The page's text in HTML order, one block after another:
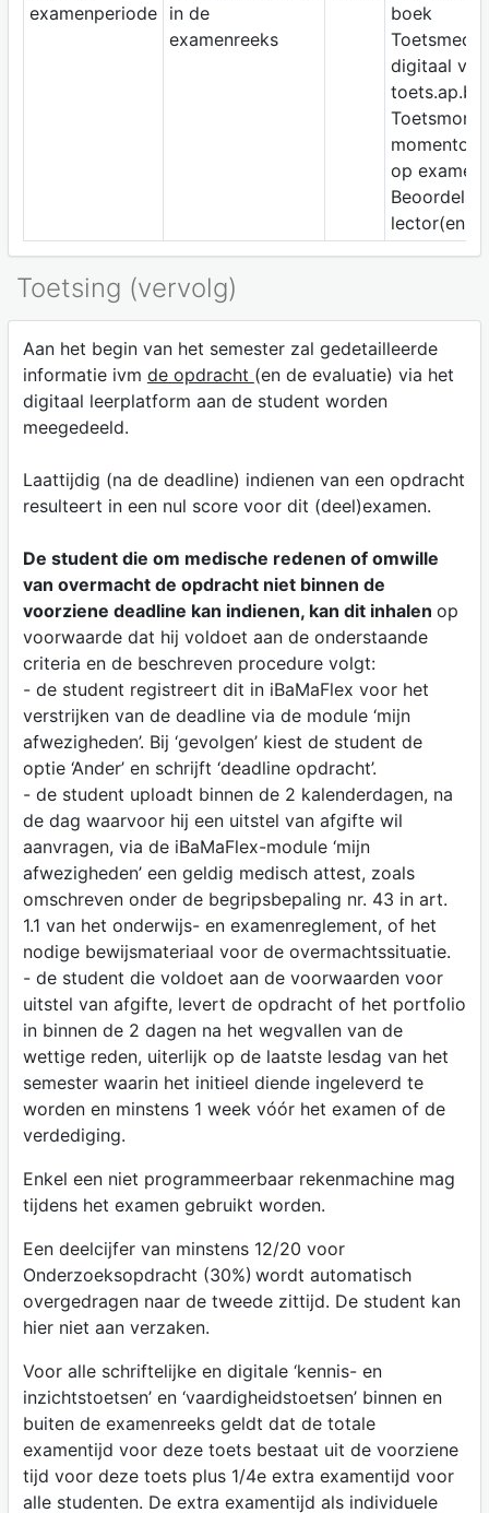
examenperiode
in de
examenreeks
boek
digitaal via
toets.ap.be
op examen
lector(en)
Toetsing (vervolg)
Aan het begin van het semester zal gedetailleerde
informatie ivm de opdracht (en de evaluatie) via het
digitaal leerplatform aan de student worden
meegedeeld.
Laattijdig (na de deadline) indienen van een opdracht
resulteert in een nul score voor dit (deel)examen.
De student die om medische redenen of omwille
van overmacht de opdracht niet binnen de
voorziene deadline kan indienen, kan dit inhalen op
voorwaarde dat hij voldoet aan de onderstaande
criteria en de beschreven procedure volgt:
- de student registreert dit in iBaMaFlex voor het
verstrijken van de deadline via de module ‘mijn
afwezigheden’. Bij ‘gevolgen’ kiest de student de
optie ‘Ander’ en schrijft ‘deadline opdracht’.
- de student uploadt binnen de 2 kalenderdagen, na
de dag waarvoor hij een uitstel van afgifte wil
aanvragen, via de iBaMaFlex-module ‘mijn
afwezigheden’ een geldig medisch attest, zoals
omschreven onder de begripsbepaling nr. 43 in art.
1.1 van het onderwijs- en examenreglement, of het
nodige bewijsmateriaal voor de overmachtssituatie.
- de student die voldoet aan de voorwaarden voor
uitstel van afgifte, levert de opdracht of het portfolio
in binnen de 2 dagen na het wegvallen van de
wettige reden, uiterlijk op de laatste lesdag van het
semester waarin het initieel diende ingeleverd te
worden en minstens 1 week vóór het examen of de
verdediging.
Enkel een niet programmeerbaar rekenmachine mag
tijdens het examen gebruikt worden.
Een deelcijfer van minstens 12/20 voor
Onderzoeksopdracht (30%) wordt automatisch
overgedragen naar de tweede zittijd. De student kan
hier niet aan verzaken.
Voor alle schriftelijke en digitale ‘kennis- en
inzichtstoetsen’ en ‘vaardigheidstoetsen’ binnen en
buiten de examenreeks geldt dat de totale
examentijd voor deze toets bestaat uit de voorziene
tijd voor deze toets plus 1/4e extra examentijd voor
alle studenten. De extra examentijd als individuele